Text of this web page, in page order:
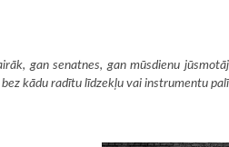
gan senatnes, gan mūsdienu
kādu radītu līdzekļu vai instrumentu